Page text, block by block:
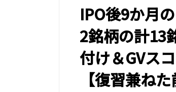
IPO後9か月
2銘柄の計13
付け＆GVス
【復習兼ね